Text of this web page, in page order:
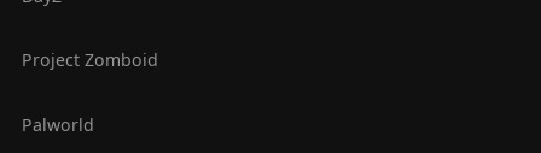
Project Zomboid
Palworld